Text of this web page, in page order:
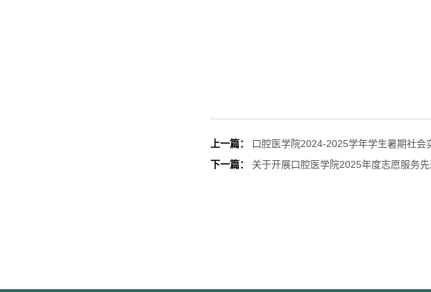
上一篇：
口腔医学院2024-2025学年学生暑期社会
下一篇：
关于开展口腔医学院2025年度志愿服务